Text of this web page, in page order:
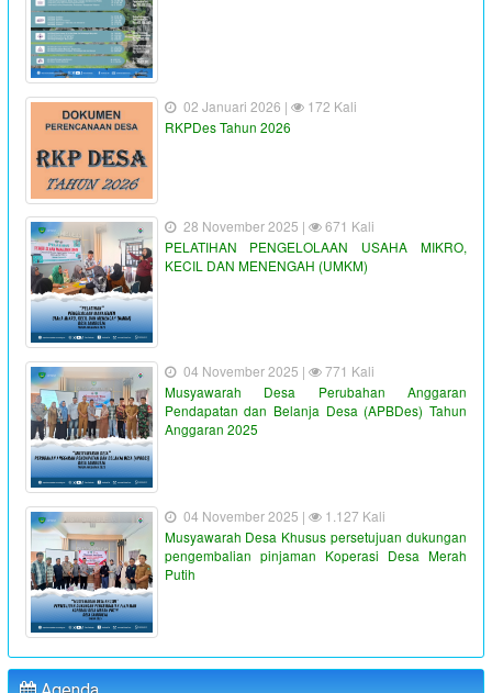
02 Januari 2026 |
172 Kali
RKPDes Tahun 2026
28 November 2025 |
671 Kali
PELATIHAN PENGELOLAAN USAHA MIKRO,
KECIL DAN MENENGAH (UMKM)
04 November 2025 |
771 Kali
Musyawarah Desa Perubahan Anggaran
Pendapatan dan Belanja Desa (APBDes) Tahun
Anggaran 2025
04 November 2025 |
1.127 Kali
Musyawarah Desa Khusus persetujuan dukungan
pengembalian pinjaman Koperasi Desa Merah
Putih
"PENYALURAN BLT-DD TAHUN ANGGARAN 2023"
Waktu
Lokasi : Kantor Desa Sambueja